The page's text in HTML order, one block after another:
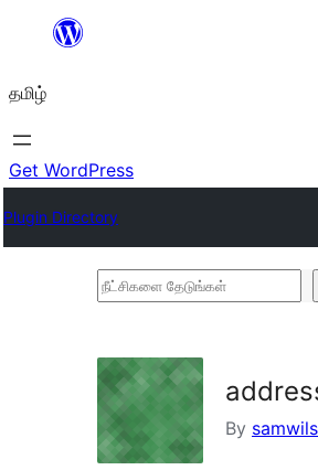
உள்ளடக்கத்திற்கு
தமிழ்
Get WordPress
Plugin Directory
நீட்சிகளை
By